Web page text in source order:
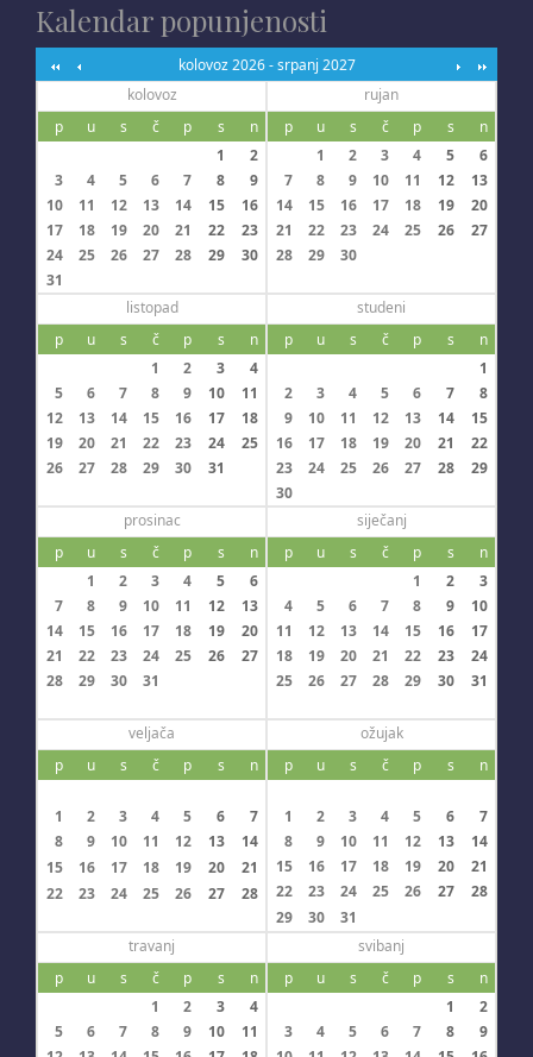
Kalendar popunjenosti
kolovoz 2026 - srpanj 2027
kolovoz
p
u s č p s
n
1
2
3
4 5 6 7 8
9
10
11 12 13 14 15
16
17
18 19 20 21 22
23
24
25 26 27 28 29
30
31
rujan
p
u s č p s
n
1
2 3 4 5
6
7
8 9 10 11 12
13
14
15 16 17 18 19
20
21
22 23 24 25 26
27
28
29 30
listopad
p
u s č p s
n
1
2 3
4
5
6 7 8 9 10
11
12
13 14 15 16 17
18
19
20 21 22 23 24
25
26
27 28 29 30 31
studeni
p
u s č p s
n
1
2
3 4 5 6 7
8
9
10 11 12 13 14
15
16
17 18 19 20 21
22
23
24 25 26 27 28
29
30
prosinac
p
u s č p s
n
1
2 3 4 5
6
7
8 9 10 11 12
13
14
15 16 17 18 19
20
21
22 23 24 25 26
27
28
29 30 31
siječanj
p
u s č p s
n
1
2
3
4
5 6 7 8 9
10
11
12 13 14 15 16
17
18
19 20 21 22 23
24
25
26 27 28 29 30 31
veljača
p
u s č p s n
1 2 3 4 5 6
7
8
9 10 11 12 13
14
15
16 17 18 19 20
21
22
23 24 25 26 27 28
ožujak
p
u s č p s n
1 2 3 4 5 6
7
8
9 10 11 12 13
14
15
16 17 18 19 20
21
22
23 24 25 26 27
28
29
30
31
travanj
p
u s č p s
n
1
2 3
4
5
6 7 8 9 10
11
svibanj
p
u s č p s
n
1
2
3
4 5 6 7 8
9